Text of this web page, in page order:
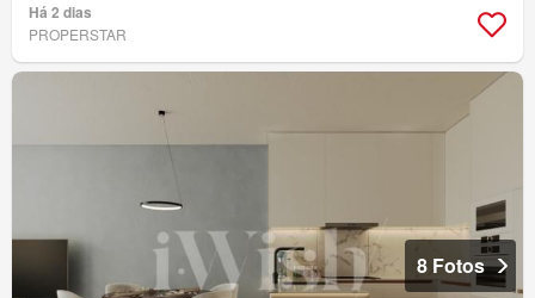
Há 2 dias
PROPERSTAR
8 Fotos